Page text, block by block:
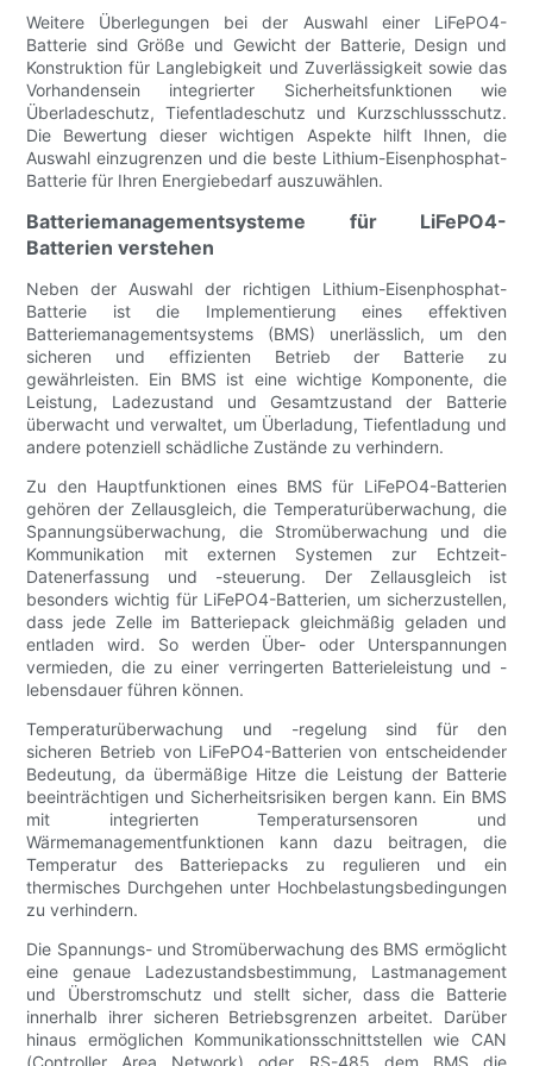
Weitere Überlegungen bei der Auswahl einer LiFePO4-
Batterie sind Größe und Gewicht der Batterie, Design und
Konstruktion für Langlebigkeit und Zuverlässigkeit sowie das
Vorhandensein integrierter Sicherheitsfunktionen wie
Überladeschutz, Tiefentladeschutz und Kurzschlussschutz.
Die Bewertung dieser wichtigen Aspekte hilft Ihnen, die
Auswahl einzugrenzen und die beste Lithium-Eisenphosphat-
Batterie für Ihren Energiebedarf auszuwählen.
Batteriemanagementsysteme für LiFePO4-
Batterien verstehen
Neben der Auswahl der richtigen Lithium-Eisenphosphat-
Batterie ist die Implementierung eines effektiven
Batteriemanagementsystems (BMS) unerlässlich, um den
sicheren und effizienten Betrieb der Batterie zu
gewährleisten. Ein BMS ist eine wichtige Komponente, die
Leistung, Ladezustand und Gesamtzustand der Batterie
überwacht und verwaltet, um Überladung, Tiefentladung und
andere potenziell schädliche Zustände zu verhindern.
Zu den Hauptfunktionen eines BMS für LiFePO4-Batterien
gehören der Zellausgleich, die Temperaturüberwachung, die
Spannungsüberwachung, die Stromüberwachung und die
Kommunikation mit externen Systemen zur Echtzeit-
Datenerfassung und -steuerung. Der Zellausgleich ist
besonders wichtig für LiFePO4-Batterien, um sicherzustellen,
dass jede Zelle im Batteriepack gleichmäßig geladen und
entladen wird. So werden Über- oder Unterspannungen
vermieden, die zu einer verringerten Batterieleistung und -
lebensdauer führen können.
Temperaturüberwachung und -regelung sind für den
sicheren Betrieb von LiFePO4-Batterien von entscheidender
Bedeutung, da übermäßige Hitze die Leistung der Batterie
beeinträchtigen und Sicherheitsrisiken bergen kann. Ein BMS
mit integrierten Temperatursensoren und
Wärmemanagementfunktionen kann dazu beitragen, die
Temperatur des Batteriepacks zu regulieren und ein
thermisches Durchgehen unter Hochbelastungsbedingungen
zu verhindern.
Die Spannungs- und Stromüberwachung des BMS ermöglicht
eine genaue Ladezustandsbestimmung, Lastmanagement
und Überstromschutz und stellt sicher, dass die Batterie
innerhalb ihrer sicheren Betriebsgrenzen arbeitet. Darüber
hinaus ermöglichen Kommunikationsschnittstellen wie CAN